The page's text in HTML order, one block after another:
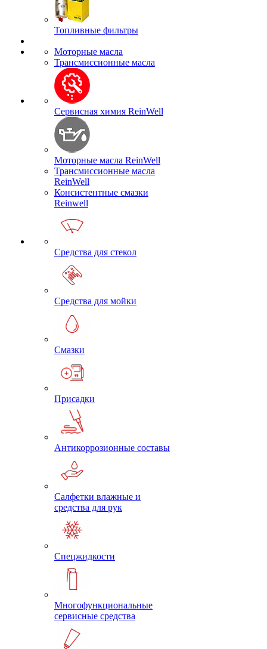
Топливные фильтры
Моторные масла
Трансмиссионные масла
Сервисная химия ReinWell
Моторные масла ReinWell
Трансмиссионные масла
ReinWell
Консистентные смазки
Reinwell
Средства для стекол
Средства для мойки
Смазки
Присадки
Антикоррозионные составы
Салфетки влажные и
средства для рук
Спецжидкости
Многофункциональные
сервисные средства